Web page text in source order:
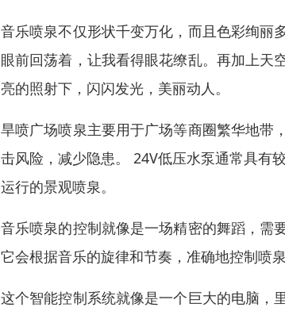
音乐喷泉不仅形状千变万化，而且色彩绚丽
眼前回荡着，让我看得眼花缭乱。再加上天
亮的照射下，闪闪发光，美丽动人。
旱喷广场喷泉主要用于广场等商圈繁华地带
击风险，减少隐患。 24V低压水泵通常具有
运行的景观喷泉。
音乐喷泉的控制就像是一场精密的舞蹈，需
它会根据音乐的旋律和节奏，准确地控制喷
这个智能控制系统就像是一个巨大的电脑，